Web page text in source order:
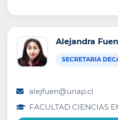
Alejandra
SECRETARIA
alejfuen@unap.cl
FACULTAD CIENCIAS